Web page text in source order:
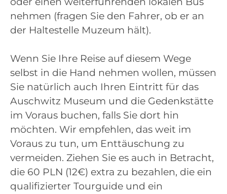
nehmen (fragen Sie den Fahrer, ob er an
der Haltestelle Muzeum hält).
Wenn Sie Ihre Reise auf diesem Wege
selbst in die Hand nehmen wollen, müssen
Sie natürlich auch Ihren Eintritt für das
Auschwitz Museum und die Gedenkstätte
im Voraus buchen, falls Sie dort hin
möchten. Wir empfehlen, das weit im
Voraus zu tun, um Enttäuschung zu
vermeiden. Ziehen Sie es auch in Betracht,
die 60 PLN (12€) extra zu bezahlen, die ein
qualifizierter Tourguide und ein